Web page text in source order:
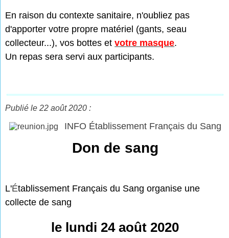
En raison du contexte sanitaire, n'oubliez pas
d'apporter votre propre matériel (gants, seau
collecteur...), vos bottes etvotre masque.
Un repas sera servi aux participants.
Publié le 22 août 2020 :
INFO Établissement Français du Sang
Don de sang
L'Établissement Français du Sang organise une
collecte de sang
le lundi 24 août 2020